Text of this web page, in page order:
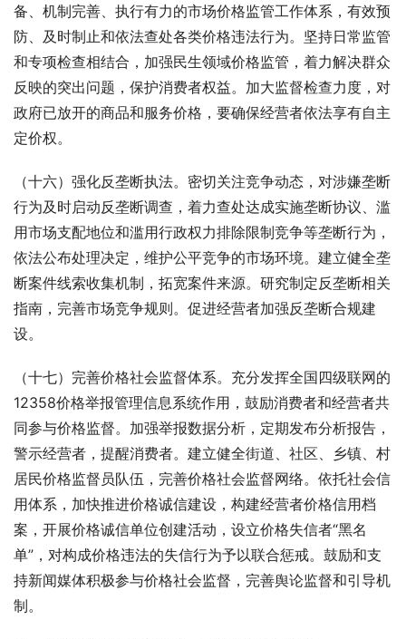
备、机制完善、执行有力的市场价格监管工作体系，有效预
防、及时制止和依法查处各类价格违法行为。坚持日常监管
和专项检查相结合，加强民生领域价格监管，着力解决群众
反映的突出问题，保护消费者权益。加大监督检查力度，对
政府已放开的商品和服务价格，要确保经营者依法享有自主
定价权。
（十六）强化反垄断执法。密切关注竞争动态，对涉嫌垄断
行为及时启动反垄断调查，着力查处达成实施垄断协议、滥
用市场支配地位和滥用行政权力排除限制竞争等垄断行为，
依法公布处理决定，维护公平竞争的市场环境。建立健全垄
断案件线索收集机制，拓宽案件来源。研究制定反垄断相关
指南，完善市场竞争规则。促进经营者加强反垄断合规建
设。
（十七）完善价格社会监督体系。充分发挥全国四级联网的
12358价格举报管理信息系统作用，鼓励消费者和经营者共
同参与价格监督。加强举报数据分析，定期发布分析报告，
警示经营者，提醒消费者。建立健全街道、社区、乡镇、村
居民价格监督员队伍，完善价格社会监督网络。依托社会信
用体系，加快推进价格诚信建设，构建经营者价格信用档
案，开展价格诚信单位创建活动，设立价格失信者“黑名
单”，对构成价格违法的失信行为予以联合惩戒。鼓励和支
持新闻媒体积极参与价格社会监督，完善舆论监督和引导机
制。